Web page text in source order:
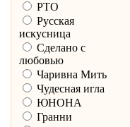
РТО
Русская
искусница
Сделано с
любовью
Чаривна Мить
Чудесная игла
ЮНОНА
Гранни